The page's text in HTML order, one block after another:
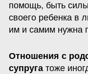
помощь, быть
своего ребенка в
им и самим нужна
Отношения с
супруга тоже